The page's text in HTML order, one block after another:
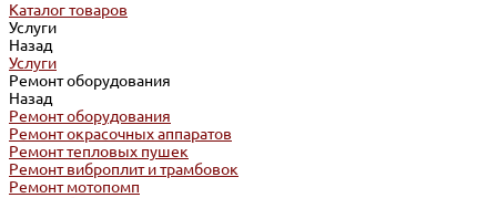
Каталог товаров
Услуги
Назад
Услуги
Ремонт оборудования
Назад
Ремонт оборудования
Ремонт окрасочных аппаратов
Ремонт тепловых пушек
Ремонт виброплит и трамбовок
Ремонт мотопомп